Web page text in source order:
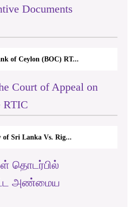
Documents
of Ceylon (BOC) RT...
Court of Appeal on
RTIC
of Sri Lanka Vs. Rig...
தொடர்பில்
அண்மைய